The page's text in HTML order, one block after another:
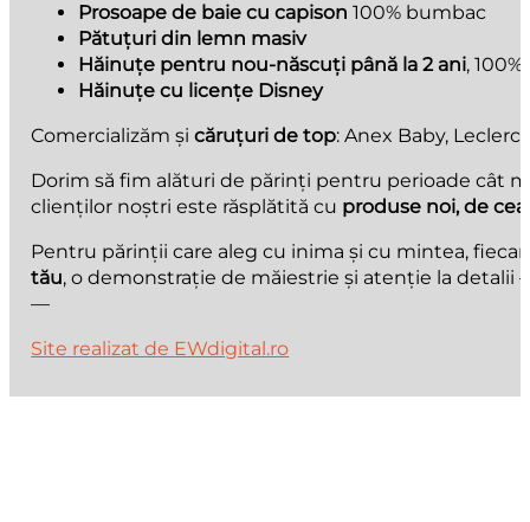
Prosoape de baie cu capison 100% bumbac
Pătuțuri din lemn masiv
Hăinuțe pentru nou-născuți până la 2 ani,
Hăinuțe cu licențe Disney
Comercializăm șicăruțuri de top: Anex Baby, Leclerc
Dorim să fim alături de părinți pentru perioade cât
clienților noștri este răsplătită cu produse noi, de
Pentru părinții care aleg cu inima și cu mintea,
tău, o demonstrație de măiestrie și atenție la
—
Site realizat de EWdigital.ro